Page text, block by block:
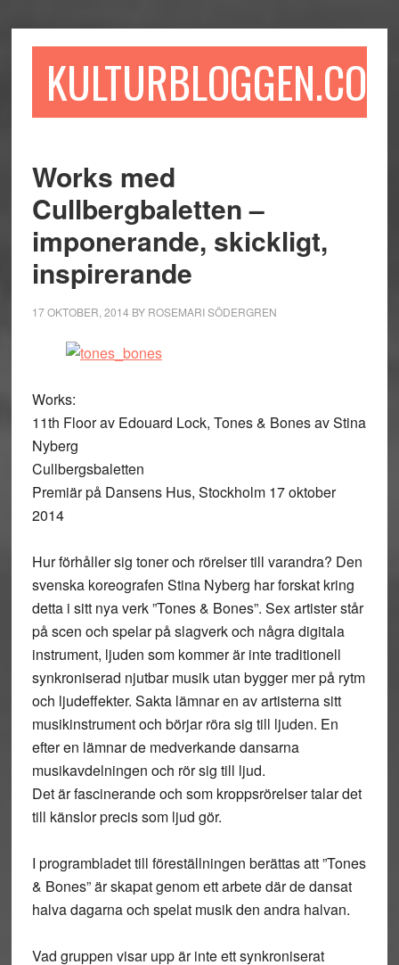
till
till
sidofältet
till
KULTURBLOGGEN.COM
Works med
Cullbergbaletten –
imponerande, skickligt,
inspirerande
17 OKTOBER, 2014 BY ROSEMARI SÖDERGREN
Works:
11th Floor av Edouard Lock, Tones & Bones av Stina
Nyberg
Cullbergsbaletten
Premiär på Dansens Hus, Stockholm 17 oktober
2014
Hur förhåller sig toner och rörelser till varandra? Den
svenska koreografen Stina Nyberg har forskat kring
detta i sitt nya verk ”Tones & Bones”. Sex artister står
på scen och spelar på slagverk och några digitala
instrument, ljuden som kommer är inte traditionell
synkroniserad njutbar musik utan bygger mer på rytm
och ljudeffekter. Sakta lämnar en av artisterna sitt
musikinstrument och börjar röra sig till ljuden. En
efter en lämnar de medverkande dansarna
musikavdelningen och rör sig till ljud.
Det är fascinerande och som kroppsrörelser talar det
till känslor precis som ljud gör.
I programbladet till föreställningen berättas att ”Tones
& Bones” är skapat genom ett arbete där de dansat
halva dagarna och spelat musik den andra halvan.
Vad gruppen visar upp är inte ett synkroniserat